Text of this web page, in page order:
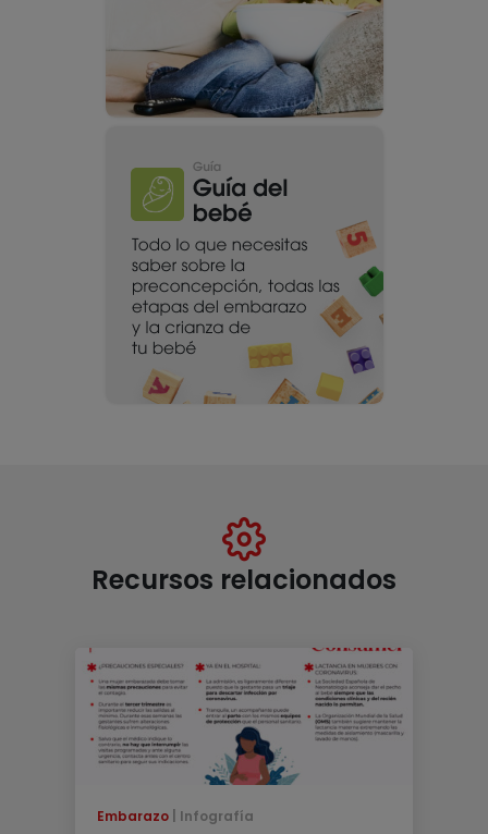
Recursos relacionados
Embarazo Infografía